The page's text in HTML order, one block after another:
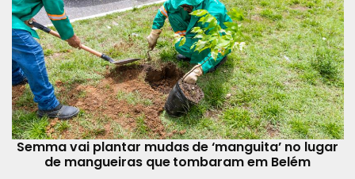
Semma vai plantar mudas de ‘manguita’ no lugar
de mangueiras que tombaram em Belém